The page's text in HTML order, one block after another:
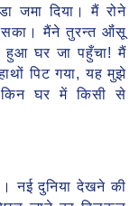
जमा दिया। मैं रोने
सका। मैंने तुरन्त ऑंसू
हुआ घर जा पहुँचा! मैं
पिट गया, यह मुझे
घर में किसी से
नई दुनिया देखने की